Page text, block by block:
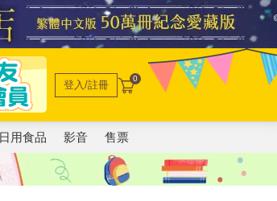
登入/註冊 0
日用食品 影音 售票